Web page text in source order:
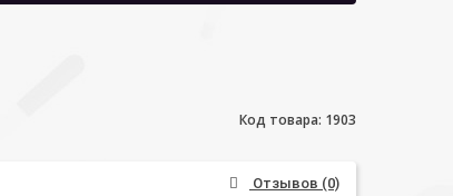
Код товара: 1903
Отзывов (0)